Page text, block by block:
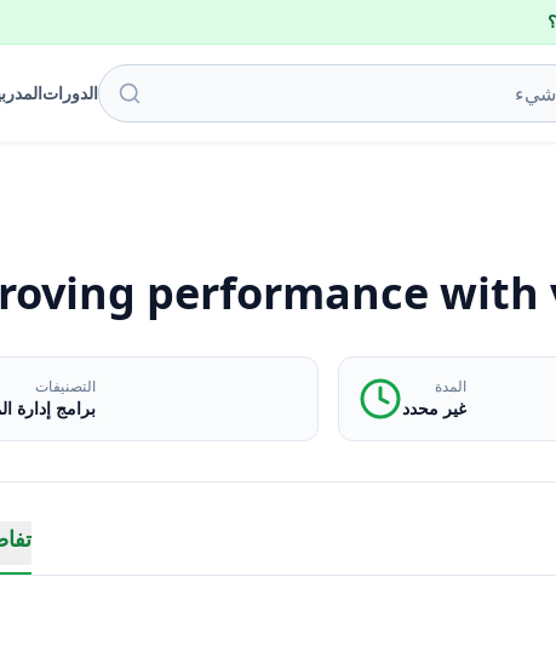
الدورات
performance with
المدة
غير محدد
التصنيفات
برامج إدارة